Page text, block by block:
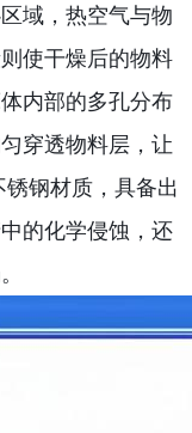
域，热空气与物
使干燥后的物料
内部的多孔分布
穿透物料层，让
钢材质，具备出
的化学侵蚀，还